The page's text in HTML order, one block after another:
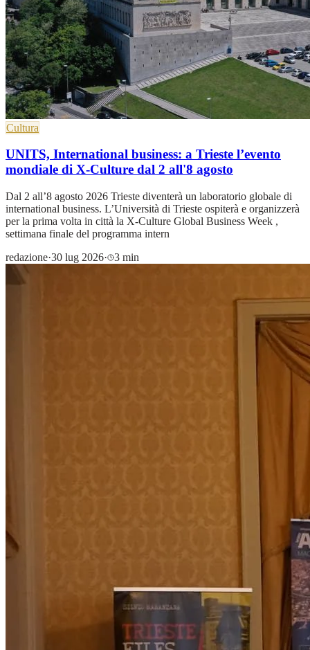
Cultura
UNITS, International business: a Trieste l’evento
mondiale di X-Culture dal 2 all'8 agosto
Dal 2 all’8 agosto 2026 Trieste diventerà un laboratorio globale di
international business. L’Università di Trieste ospiterà e organizzerà
per la prima volta in città la X-Culture Global Business Week ,
settimana finale del programma intern
redazione·30 lug 2026· 3 min